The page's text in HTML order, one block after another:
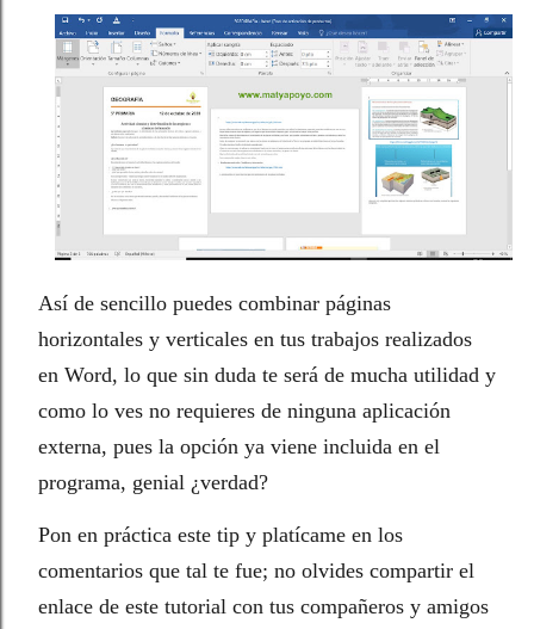
Así de sencillo puedes combinar páginas
horizontales y verticales en tus trabajos realizados
en Word, lo que sin duda te será de mucha utilidad y
como lo ves no requieres de ninguna aplicación
externa, pues la opción ya viene incluida en el
programa, genial ¿verdad?
Pon en práctica este tip y platícame en los
comentarios que tal te fue; no olvides compartir el
enlace de este tutorial con tus compañeros y amigos